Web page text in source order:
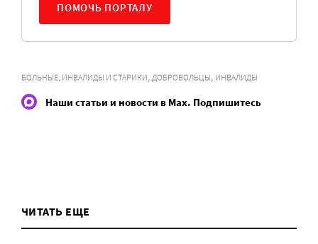
ПОМОЧЬ ПОРТАЛУ
БОЛЬНЫЕ, ИНВАЛИДЫ И СТАРИКИ, ДОБРОВОЛЬЦЫ, ИНВАЛИДЫ
Наши статьи и новости в Max. Подпишитесь
ЧИТАТЬ ЕЩЕ